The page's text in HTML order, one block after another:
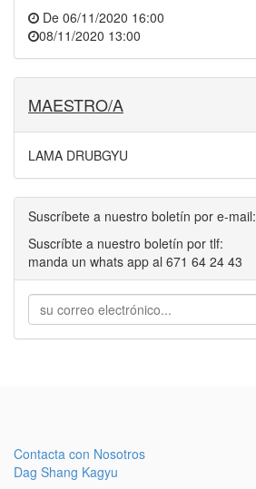
De 06/11/2020 16:00
08/11/2020 13:00
MAESTRO/A
LAMA DRUBGYU
Suscríbete a nuestro boletín por e-mail:
Suscríbte a nuestro boletín por tlf:
manda un whats app al 671 64 24 43
Contacta con Nosotros
Dag Shang Kagyu